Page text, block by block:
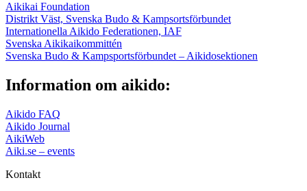
Aikikai Foundation
Distrikt Väst, Svenska Budo & Kampsortsförbundet
Internationella Aikido Federationen, IAF
Svenska Aikikaikommittén
Svenska Budo & Kampsportsförbundet – Aikidosektionen
Information om aikido:
Aikido FAQ
Aikido Journal
AikiWeb
Aiki.se – events
Kontakt